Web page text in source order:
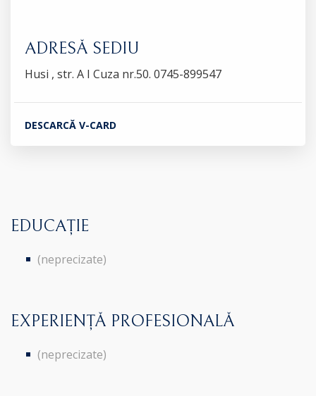
ADRESĂ SEDIU
Husi , str. A I Cuza nr.50. 0745-899547
DESCARCĂ V-CARD
EDUCAȚIE
(neprecizate)
EXPERIENȚĂ PROFESIONALĂ
(neprecizate)